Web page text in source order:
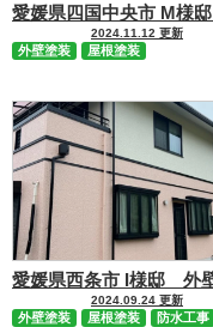
2024.11.12 更新
外壁塗装 屋根塗装
2024.09.24 更新
外壁塗装 屋根塗装 防水工事